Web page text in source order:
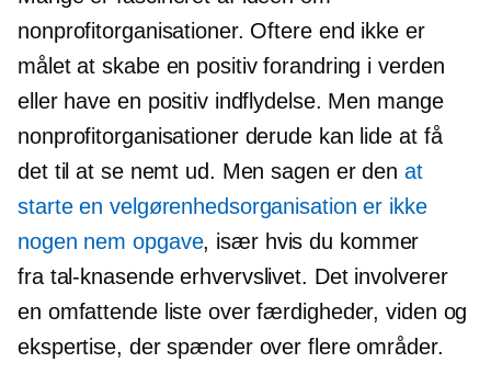
nonprofitorganisationer. Oftere end ikke er
målet at skabe en positiv forandring i verden
eller have en positiv indflydelse. Men mange
nonprofitorganisationer derude kan lide at få
det til at se nemt ud. Men sagen er den at
starte en velgørenhedsorganisation er ikke
nogen nem opgave, især hvis du kommer
fra tal-knasendeerhvervslivet. Det involverer
en omfattende liste over færdigheder, viden og
ekspertise, der spænder over flere områder.